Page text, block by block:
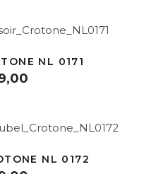
NL 0171
NL 0172